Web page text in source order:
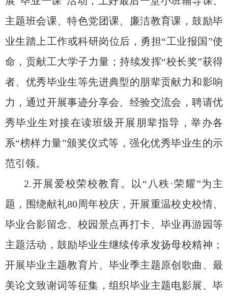
主题班会课、特色党团课、 廉洁教育课，鼓励毕
业生踏上工作或科研岗位后，勇担“工业报国”使
命，贡献工大学子力量；持续发挥“校长奖”获得
者、优秀毕业生等先进典型的朋辈贡献力和影响
力，通过开展事迹分享会、经验交流会，聘请优
秀毕业生对接在读班级开展朋辈指导，举办各
系“榜样力量”颁奖仪式等，强化优秀毕业生的示
范引领。
2.开展爱校荣校教育。以“八秩·荣耀”为主
题，围绕献礼80周年校庆，开展重温校史校情、
毕业合影留念、校园景点再打卡、毕业再游园等
主题活动，鼓励毕业生继续传承发扬母校精神；
开展毕业主题教育片、毕业季主题原创歌曲、最
美论文致谢词等征集，组织毕业主题电影展、毕